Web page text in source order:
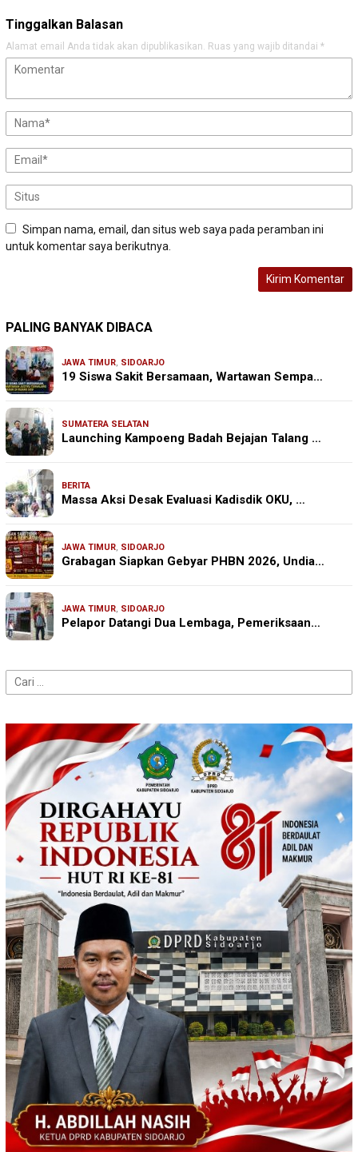
Tinggalkan Balasan
Alamat email Anda tidak akan dipublikasikan. Ruas yang wajib ditandai *
Simpan nama, email, dan situs web saya pada peramban ini
untuk komentar saya berikutnya.
PALING BANYAK DIBACA
JAWA TIMUR, SIDOARJO
19 Siswa Sakit Bersamaan, Wartawan Sempa…
SUMATERA SELATAN
Launching Kampoeng Badah Bejajan Talang …
BERITA
Massa Aksi Desak Evaluasi Kadisdik OKU, …
JAWA TIMUR, SIDOARJO
Grabagan Siapkan Gebyar PHBN 2026, Undia…
JAWA TIMUR, SIDOARJO
Pelapor Datangi Dua Lembaga, Pemeriksaan…
Cari
untuk: